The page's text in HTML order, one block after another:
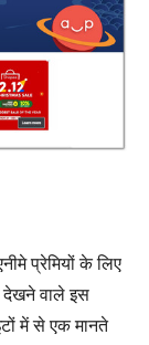
प्रेमियों के लिए
देखने वाले इस
में से एक मानते